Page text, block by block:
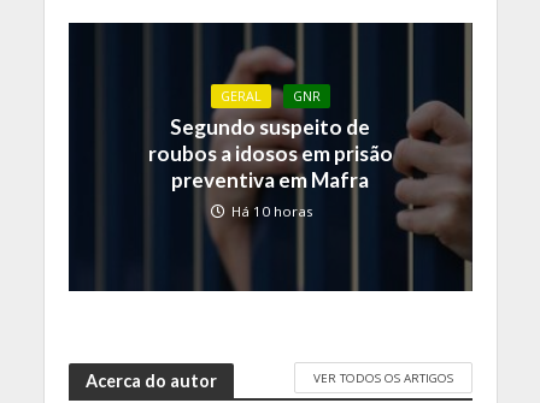
GERAL GNR
Segundo suspeito de
roubos a idosos em prisão
preventiva em Mafra
Há 10 horas
Acerca do autor VER TODOS OS ARTIGOS